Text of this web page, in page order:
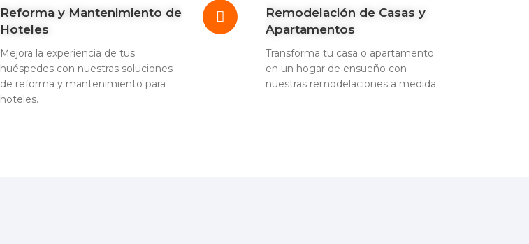
Reforma y Mantenimiento de
Hoteles
Mejora la experiencia de tus
huéspedes con nuestras soluciones
de reforma y mantenimiento para
hoteles.
Remodelación de Casas y
Apartamentos
Transforma tu casa o apartamento
en un hogar de ensueño con
nuestras remodelaciones a medida.